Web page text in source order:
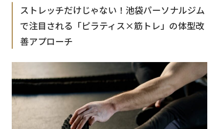
ストレッチだけじゃない！池袋パーソナルジム
で注目される「ピラティス×筋トレ」の体型改
善アプローチ